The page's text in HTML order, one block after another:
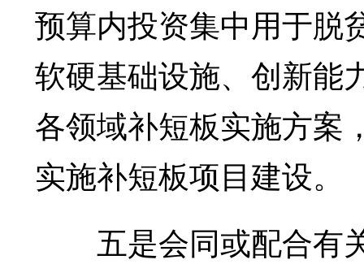
预算内投资集中用于脱
软硬基础设施、创新能
各领域补短板实施方案
实施补短板项目建设。
五是会同或配合有